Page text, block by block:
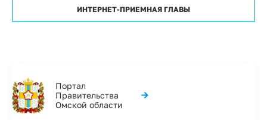
ИНТЕРНЕТ-ПРИЕМНАЯ ГЛАВЫ
Портал
Правительства
Омской области
→